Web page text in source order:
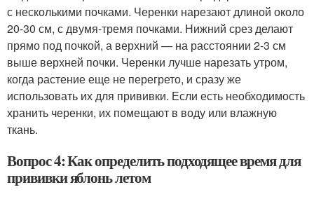
с несколькими почками. Черенки нарезают длиной около
20-30 см, с двумя-тремя почками. Нижний срез делают
прямо под почкой, а верхний — на расстоянии 2-3 см
выше верхней почки. Черенки лучше нарезать утром,
когда растение еще не перегрето, и сразу же
использовать их для прививки. Если есть необходимость
хранить черенки, их помещают в воду или влажную
ткань.
Вопрос 4: Как определить подходящее время для
прививки яблонь летом